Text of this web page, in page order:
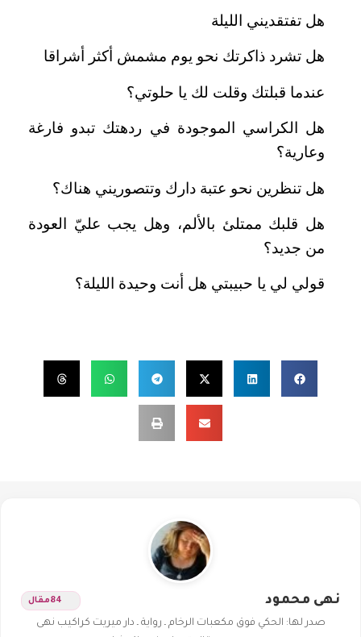
هل تفتقديني الليلة
هل تشرد ذاكرتك نحو يوم مشمش أكثر أشراقا
عندما قبلتك وقلت لك يا حلوتي؟
هل الكراسي الموجودة في ردهتك تبدو فارغة
وعارية؟
هل تنظرين نحو عتبة دارك وتتصوريني هناك؟
هل قلبك ممتلئ بالألم، وهل يجب عليّ العودة
من جديد؟
قولي لي يا حبيبتي هل أنت وحيدة الليلة؟
نهى محمود 84مقال
صدر لها: الحكي فوق مكعبات الرخام ـ رواية ـ دار ميريت كراكيب نهى